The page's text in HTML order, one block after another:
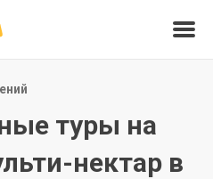
туры на
нектар в